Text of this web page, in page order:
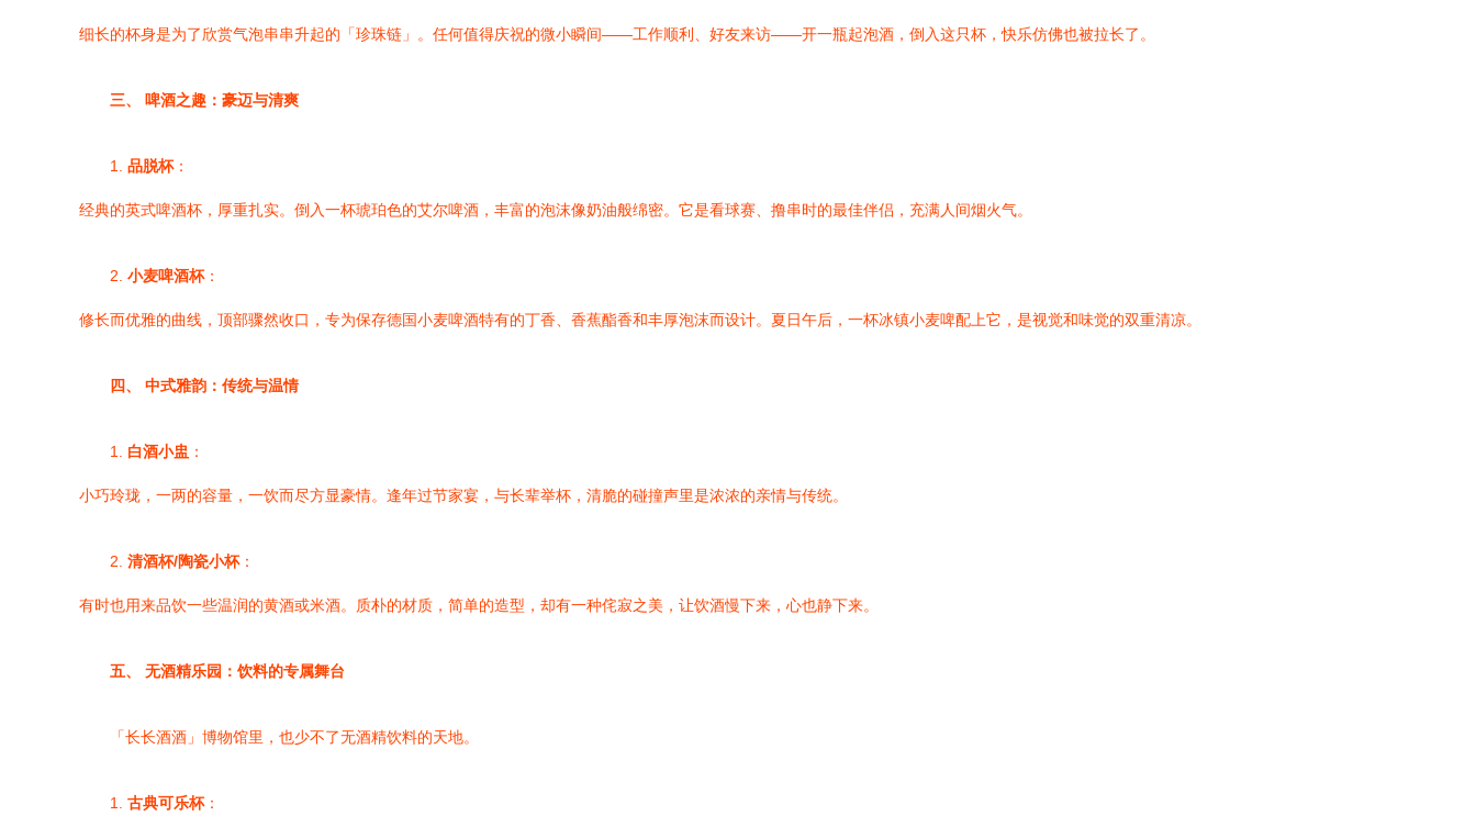
细长的杯身是为了欣赏气泡串串升起的「珍珠链」。任何值得庆祝的微小瞬间——工作顺利、好友来访——开一瓶起泡酒，倒入这只杯，快乐仿佛也被拉长了。
三、 啤酒之趣：豪迈与清爽
1. 品脱杯：
经典的英式啤酒杯，厚重扎实。倒入一杯琥珀色的艾尔啤酒，丰富的泡沫像奶油般绵密。它是看球赛、撸串时的最佳伴侣，充满人间烟火气。
2. 小麦啤酒杯：
修长而优雅的曲线，顶部骤然收口，专为保存德国小麦啤酒特有的丁香、香蕉酯香和丰厚泡沫而设计。夏日午后，一杯冰镇小麦啤配上它，是视觉和味觉的双重清凉。
四、 中式雅韵：传统与温情
1. 白酒小盅 ：
小巧玲珑，一两的容量，一饮而尽方显豪情。逢年过节家宴，与长辈举杯，清脆的碰撞声里是浓浓的亲情与传统。
2. 清酒杯/陶瓷小杯：
有时也用来品饮一些温润的黄酒或米酒。质朴的材质，简单的造型，却有一种侘寂之美，让饮酒慢下来，心也静下来。
五、 无酒精乐园：饮料的专属舞台
「长长酒酒」博物馆里，也少不了无酒精饮料的天地。
1. 古典可乐杯：